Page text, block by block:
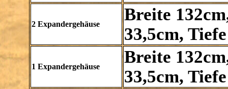
2 Expandergehäuse
Breite
33,5cm,
1 Expandergehäuse
Breite
33,5cm,